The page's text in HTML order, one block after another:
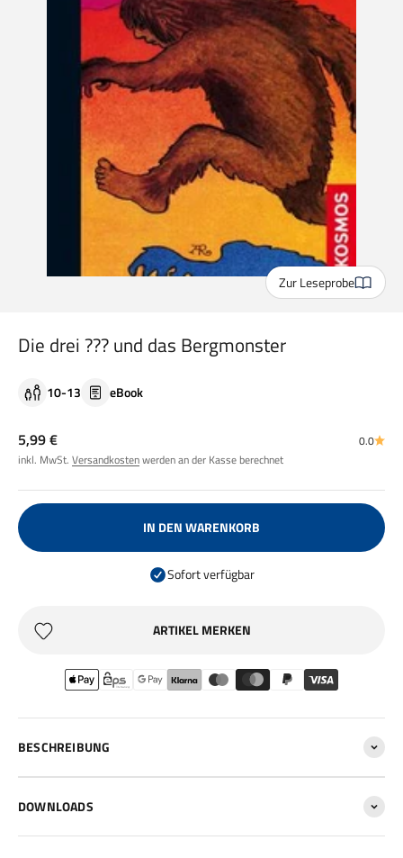
Zur Leseprobe
Die drei ??? und das Bergmonster
10-13 eBook
Angebot
5,99 €
inkl. MwSt. Versandkostenwerden an der Kasse berechnet
0.0
IN DEN WARENKORB
Sofort verfügbar
ARTIKEL MERKEN
BESCHREIBUNG
DOWNLOADS